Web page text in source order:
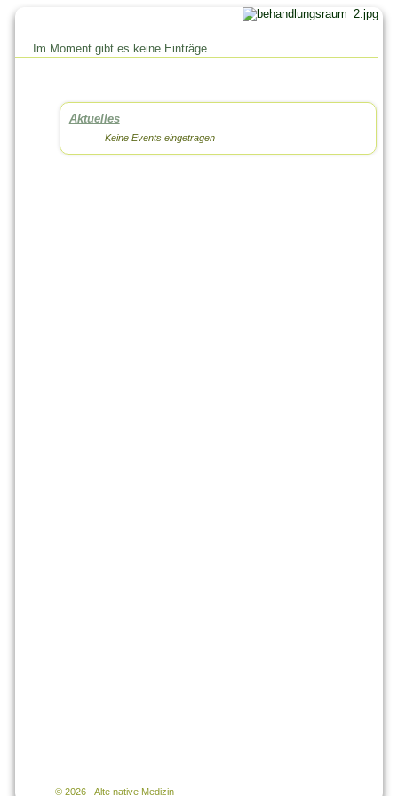
Im Moment gibt es keine Einträge.
Aktuelles
Keine Events eingetragen
© 2026 - Alte native Medizin